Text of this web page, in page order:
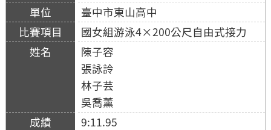
臺中市東山高中
國女組游泳4×200公尺自由式接力
陳子容
張詠詅
林子芸
吳喬薰
9:11.95